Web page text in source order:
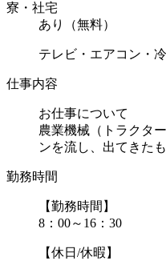
寮・社宅
あり（無料）
テレビ・エアコン・
仕事内容
お仕事について
農業機械（トラクタ
ンを流し、出てきた
勤務時間
【勤務時間】
8：00～16：30
【休日/休暇】